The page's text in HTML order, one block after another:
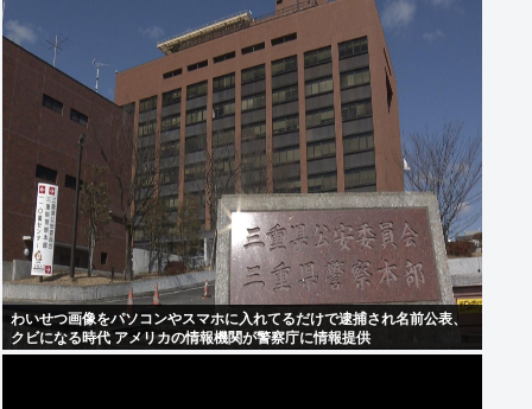
わいせつ画像をパソコンやスマホに入れてるだけで逮捕され名前公表、
クビになる時代 アメリカの情報機関が警察庁に情報提供